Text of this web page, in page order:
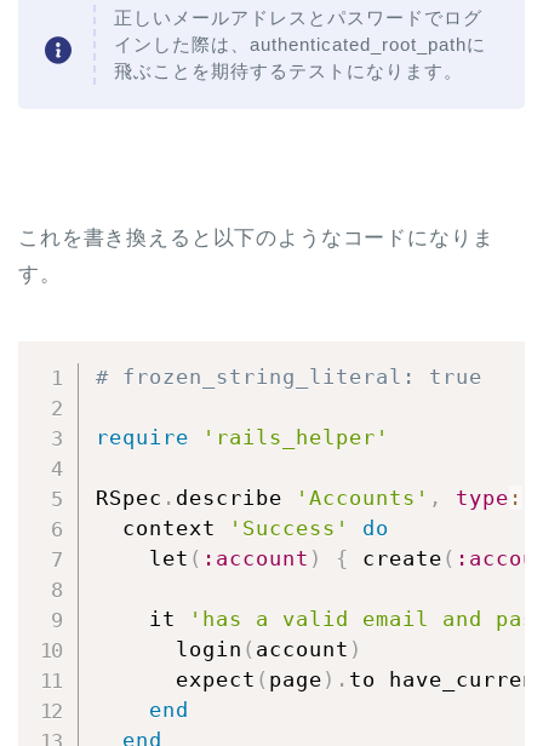
正しいメールアドレスとパスワードでログ
インした際は、authenticated_root_pathに
飛ぶことを期待するテストになります。
これを書き換えると以下のようなコードになりま
す。
# frozen_string_literal: true
require 'rails_helper'
RSpec . describe 'Accounts' , type :
  context
'Success'
do
    let
( :account ) { create (
    it
'has a valid email and
      login
( account )
      expect
( page ) . to
end
end